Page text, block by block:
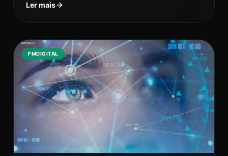
Ler mais
FMDIGITAL